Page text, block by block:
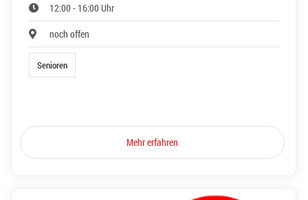
12:00 - 16:00 Uhr
noch offen
Senioren
Mehr erfahren